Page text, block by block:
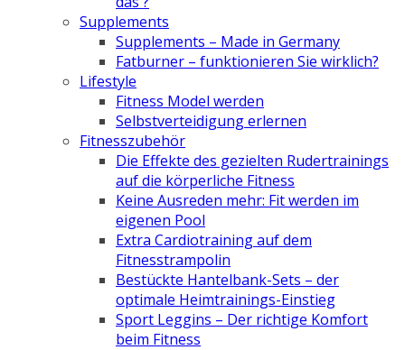
Supplements
Supplements – Made in Germany
Fatburner – funktionieren Sie wirklich?
Lifestyle
Fitness Model werden
Selbstverteidigung erlernen
Fitnesszubehör
Die Effekte des gezielten Rudertrainings
auf die körperliche Fitness
Keine Ausreden mehr: Fit werden im
eigenen Pool
Extra Cardiotraining auf dem
Fitnesstrampolin
Bestückte Hantelbank-Sets – der
optimale Heimtrainings-Einstieg
Sport Leggins – Der richtige Komfort
beim Fitness